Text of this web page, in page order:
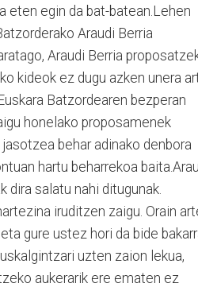
eten egin da bat-batean.Lehen
Araudi Berria
Araudi Berria
kideok ez dugu azken unera
Batzordearen bezperan
honelako proposamenek
behar adinako denbora
hartu beharrekoa
dira salatu nahi ditugunak.
iruditzen zaigu. Orain
gure ustez hori da bide
uzten zaion lekua,
aukerarik ere ematen ez